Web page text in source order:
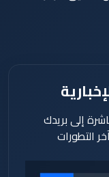
إلى بريدك
التطورات